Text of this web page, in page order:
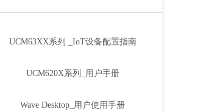
UCM63XX系列 _IoT设备配置指南
UCM620X系列_用户手册
Wave Desktop_用户使用手册